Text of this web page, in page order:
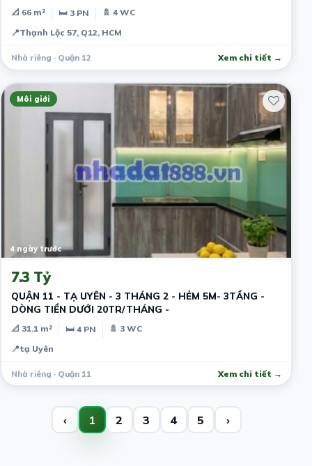
📐 66 m² 🛏 3 PN
🚿 4 WC
📍Thạnh Lộc 57, Q12, HCM
Nhà riêng · Quận 12 Xem chi tiết →
Môi giới
4 ngày trước
7.3 Tỷ
QUẬN 11 - TẠ UYÊN - 3 THÁNG 2 - HẺM 5M- 3TẦNG -
DÒNG TIỀN DƯỚI 20TR/THÁNG -
📐 31.1 m² 🛏 4 PN
🚿 3 WC
📍tạ Uyên
Nhà riêng · Quận 11 Xem chi tiết →
‹ 1 2 3 4 5 ›